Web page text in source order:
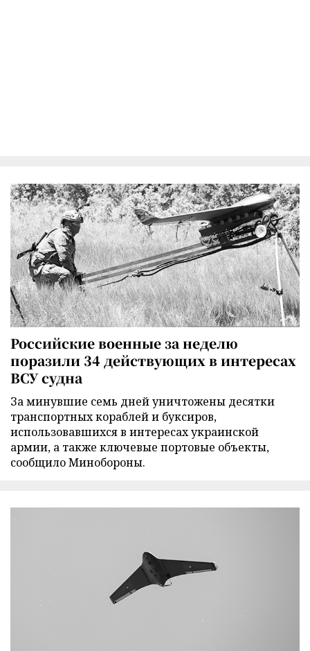
Российские военные за неделю
поразили 34 действующих в интересах
ВСУ судна
За минувшие семь дней уничтожены десятки
транспортных кораблей и буксиров,
использовавшихся в интересах украинской
армии, а также ключевые портовые объекты,
сообщило Минобороны.